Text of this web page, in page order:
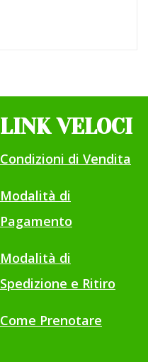
LINK VELOCI
Condizioni di Vendita
Modalità di
Pagamento
Modalità di
Spedizione e Ritiro
Come Prenotare